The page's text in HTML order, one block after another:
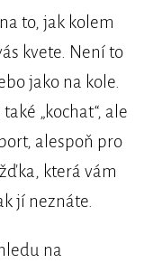
to, jak kolem
kvete. Není to
jako na kole.
„kochat“, ale
alespoň pro
která vám
jí neznáte.
na